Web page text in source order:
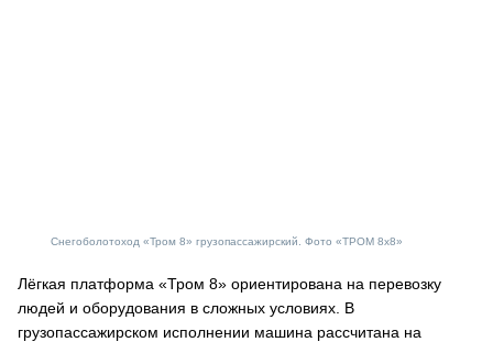
Снегоболотоход «Тром 8» грузопассажирский. Фото «ТРОМ 8х8»
Лёгкая платформа «Тром 8» ориентирована на перевозку
людей и оборудования в сложных условиях. В
грузопассажирском исполнении машина рассчитана на